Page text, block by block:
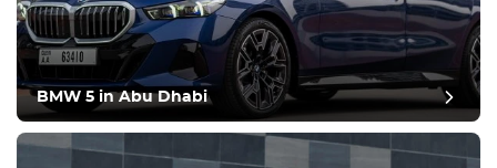
BMW 5 in Abu Dhabi